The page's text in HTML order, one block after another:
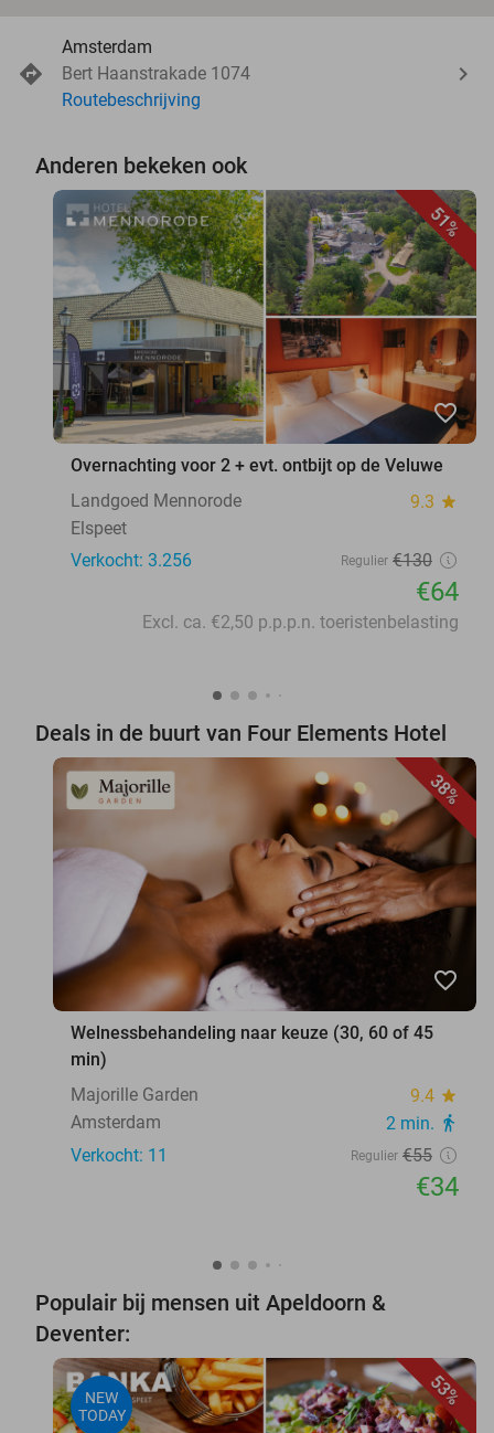
Amsterdam
Bert Haanstrakade 1074
Routebeschrijving
Anderen bekeken ook
51%
favorite_border
Overnachting voor 2 + evt. ontbijt op de Veluwe
Landgoed Mennorode
9.3 star
Elspeet
Verkocht: 3.256
Regulier €130
€64
Excl. ca. €2,50 p.p.p.n. toeristenbelasting
Deals in de buurt van Four Elements Hotel
38%
favorite_border
Welnessbehandeling naar keuze (30, 60 of 45
min)
Majorille Garden
9.4 star
Amsterdam 2 min. directions_walk
Verkocht: 11 Regulier €55
€34
Populair bij mensen uit Apeldoorn &
Deventer:
53%
NEW
TODAY